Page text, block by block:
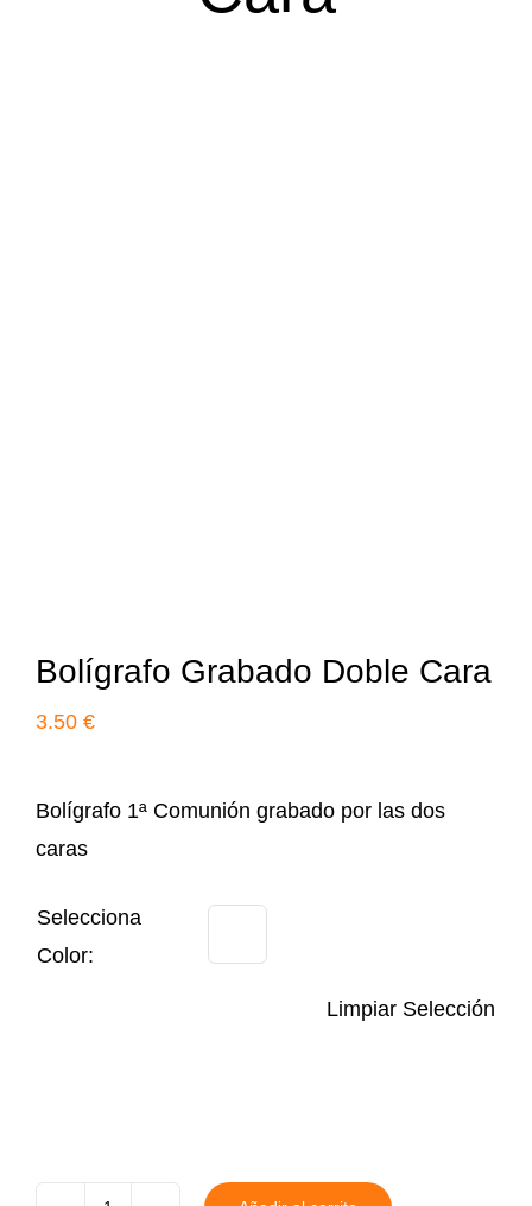
Bolígrafo Grabado Doble Cara
3.50 €
Bolígrafo 1ª Comunión grabado por las dos
caras
Selecciona
Color:
Limpiar Selección